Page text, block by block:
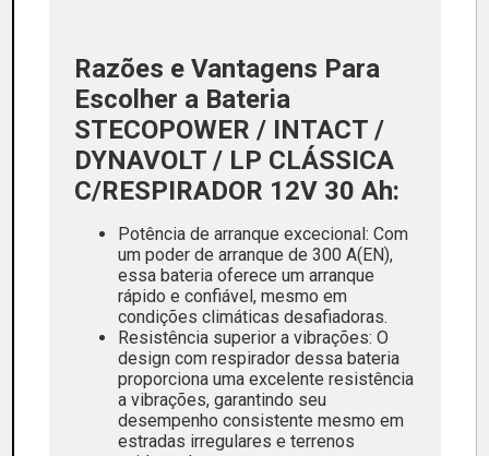
Razões e Vantagens Para
Escolher a Bateria
STECOPOWER / INTACT /
DYNAVOLT / LP CLÁSSICA
C/RESPIRADOR 12V 30 Ah:
Potência de arranque excecional: Com
um poder de arranque de 300 A(EN),
essa bateria oferece um arranque
rápido e confiável, mesmo em
condições climáticas desafiadoras.
Resistência superior a vibrações: O
design com respirador dessa bateria
proporciona uma excelente resistência
a vibrações, garantindo seu
desempenho consistente mesmo em
estradas irregulares e terrenos